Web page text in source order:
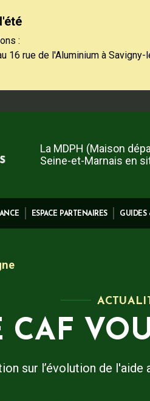
:
16 rue de l'Aluminium à
vendredi de 9h à 12h30.
ESPACE PARTENAIRES GUIDES
La MDPH (Maison
Seine-et-Marnais en
CAF
sur l’évolution de l'aide